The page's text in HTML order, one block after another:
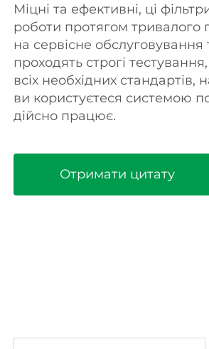
Міцні та ефективні, ці
роботи протягом тривалого
на сервісне
проходять строгі
всіх необхідних
ви користуєтеся системою
дійсно працює.
Отримати цитату